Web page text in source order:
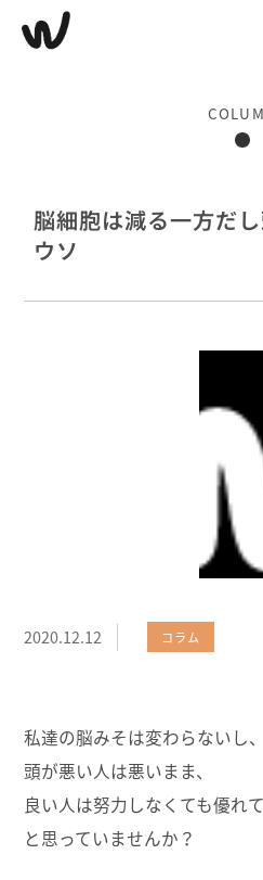
脳細胞は減る一方だ
ウソ
2020.12.12 コラム
私達の脳みそは変わらないし、
頭が悪い人は悪いまま、
良い人は努力しなくても優れ
と思っていませんか？